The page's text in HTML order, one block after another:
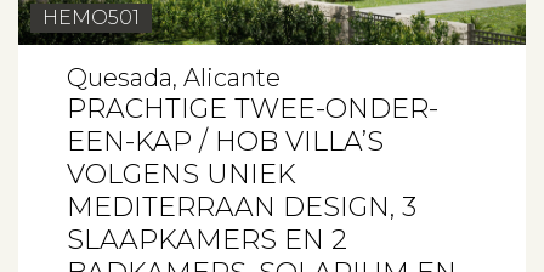
HEMO501
Quesada, Alicante
PRACHTIGE TWEE-ONDER-
EEN-KAP / HOB VILLA’S
VOLGENS UNIEK
MEDITERRAAN DESIGN, 3
SLAAPKAMERS EN 2